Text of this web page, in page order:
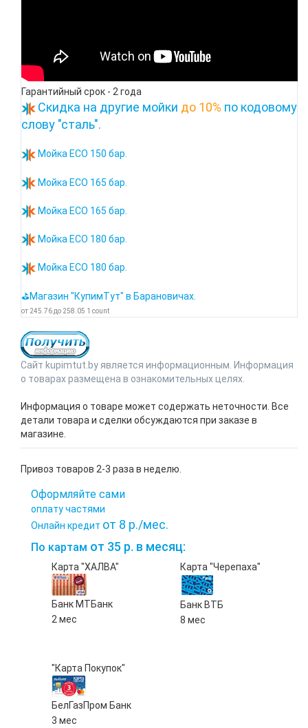
Гарантийный срок - 2 года
Скидка на другие мойки до 10% по кодовому
слову "сталь".
Мойка ECO 150 бар.
Мойка ECO 165 бар.
Мойка ECO 165 бар.
Мойка ECO 180 бар.
Мойка ECO 180 бар.
⛳Магазин "КупимТут" в Барановичах.
от 245.76до 258.05 1 count
Сайт kupimtut.by является информационным. Информация
о товарах размещена в ознакомительных целях.
Информация о товаре может содержать неточности. Все
детали товара и сделки обсуждаются при заказе в
магазине.
Привоз товаров 2-3 раза в неделю.
Оформляйте сами
оплату частями
Онлайн кредит от 8 р./мес.
По картам от 35 р. в месяц:
Карта "ХАЛВА"
Банк МТБанк
2 мес
Карта "Черепаха"
Банк ВТБ
8 мес
"Карта Покупок"
БелГазПром Банк
3 мес